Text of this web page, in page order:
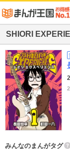
SHIORI
みんなのまんがタグ